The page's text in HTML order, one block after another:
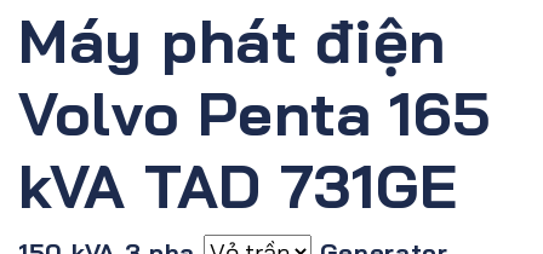
Máy phát điện
Volvo Penta 165
kVA TAD 731GE